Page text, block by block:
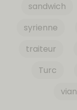
sandwich
syrienne
traiteur
Turc